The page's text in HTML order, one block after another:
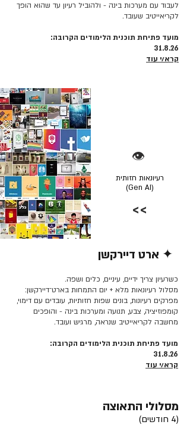
לעבוד עם מערכות בינה - ולהוביל רעיון עד שהוא הופך
לקריאייטיב שעובד.
מועד פתיחת תוכנית הלימודים הקרובה:
31.8.26
קרא/י עוד
👁️
רעיונאות חזותית
(Gen AI)
>>
✦ ארט דיירקשן
כשרעיון צריך ידיים, עיניים, כלים ושפה.
מסלול רעיונאות מלא + יום התמחות בארט־דיירקשן:
מפרקים רעיונות, בונים שפות חזותיות, עובדים עם דימוי,
קומפוזיציה, צבע, תנועה ומערכות בינה - והופכים
מחשבה לקריאייטיב שנראה, מרגיש ועובד.
מועד פתיחת תוכנית הלימודים הקרובה:
31.8.26
קרא/י עוד
מסלולי התאוצה
(4 חודשים)